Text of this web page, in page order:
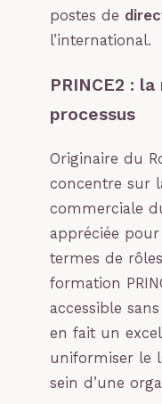
postes de
l’international.
PRINCE2 :
processus
Originaire du
concentre sur
commerciale
appréciée
termes de
formation
accessible
en fait un
uniformiser le
sein d’une